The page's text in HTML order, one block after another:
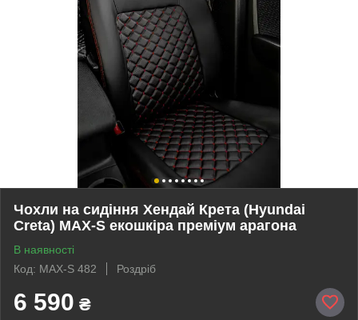
Чохли на сидіння Хендай Крета (Hyundai
Creta) MAX-S екошкіра преміум арагона
В наявності
Код: MAX-S 482
Роздріб
6 590 ₴